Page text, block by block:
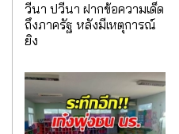
วีนา ปวีนา ฝากข้อความเด็ด
ถึงภาครัฐ หลังมีเหตุการณ์
ยิง